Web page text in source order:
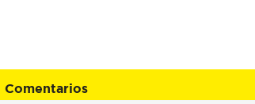
Comentarios